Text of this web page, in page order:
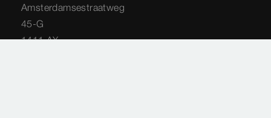
Amsterdamsestraatweg
45-G
1411 AX